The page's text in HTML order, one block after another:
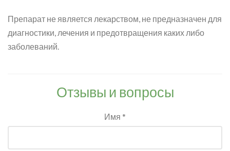
Препарат не является лекарством, не предназначен для
диагностики, лечения и предотвращения каких либо
заболеваний.
Отзывы и вопросы
Имя *